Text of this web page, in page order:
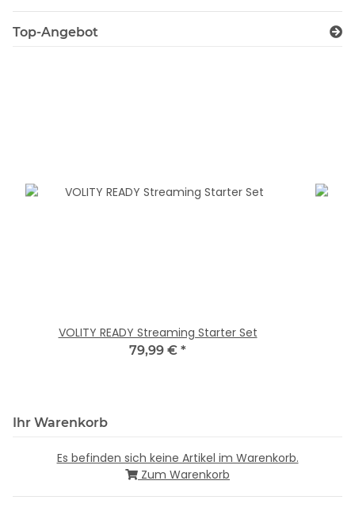
Top-Angebot
VOLITY READY Streaming Starter Set
79,99 € *
Ihr Warenkorb
Es befinden sich keine Artikel im Warenkorb.
Zum Warenkorb